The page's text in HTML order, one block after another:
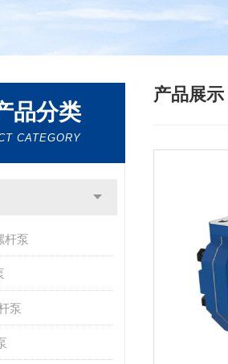
品分类
CATEGORY
杆泵
泵
产品展示